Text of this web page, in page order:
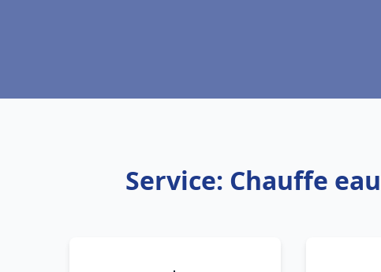
Service: Chauffe